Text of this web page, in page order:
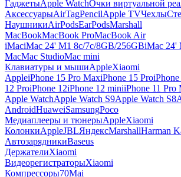
ГаджетыApple WatchОчки виртуальной
АксессуарыAirTagPencilApple TVЧехлы
НаушникиAirPodsEarPodsMarshall
MacBookMacBook ProMacBook Air
iMaciMac 24' M1 8c/7c/8GB/256GBiMac 24'
MacMac StudioMac mini
Клавиатуры и мышиAppleXiaomi
AppleiPhone 15 Pro MaxiPhone 15 Pro
12 ProiPhone 12iPhone 12 miniiPhone 11 Pro
Apple WatchApple Watch S9Apple Watch S8
AndroidHuaweiSamsungPoco
Медиаплееры и тюнерыAppleXiaomi
КолонкиAppleJBLЯндексMarshallHarman
АвтозарядникиBaseus
ДержателиXiaomi
ВидеорегистраторыXiaomi
Компрессоры70Mai